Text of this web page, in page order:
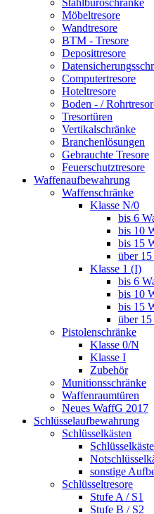
Stahlbüroschränke
Möbeltresore
Wandtresore
BTM - Tresore
Deposittresore
Computertresore
Hoteltresore
Boden - /
Tresortüren
Vertikalschränke
Branchenlösungen
Gebrauchte Tresore
Feuerschutztresore
Waffenaufbewahrung
Waffenschränke
Klasse N/0
bis 6
bis 10
bis 15
über
Klasse 1 (I)
bis 6
bis 10
bis 15
über
Pistolenschränke
Klasse 0/N
Klasse I
Zubehör
Munitionsschränke
Waffenraumtüren
Neues WaffG 2017
Schlüsselaufbewahrung
Schlüsselkästen
sonstige
Schlüsseltresore
Stufe A / S1
Stufe B / S2